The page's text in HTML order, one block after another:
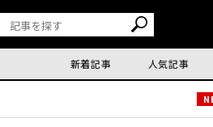
新着記事 人気記事